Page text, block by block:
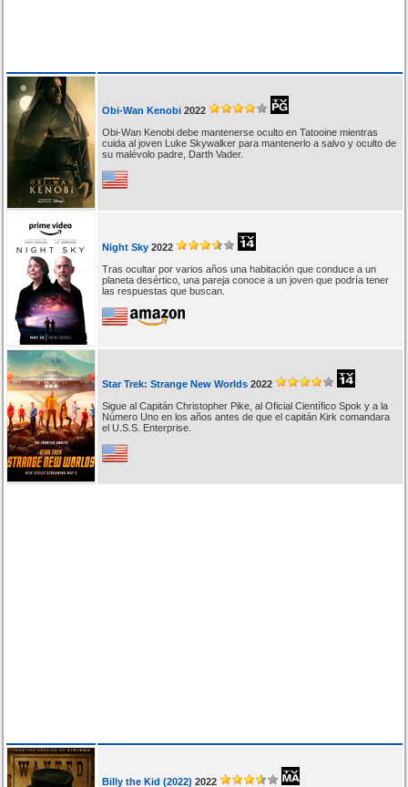
Obi-Wan Kenobi 2022
Obi-Wan Kenobi debe mantenerse oculto en Tatooine mientras
cuida al joven Luke Skywalker para mantenerlo a salvo y oculto de
su malévolo padre, Darth Vader.
Night Sky 2022
Tras ocultar por varios años una habitación que conduce a un
planeta desértico, una pareja conoce a un joven que podría tener
las respuestas que buscan.
Star Trek: Strange New Worlds 2022
Sigue al Capitán Christopher Pike, al Oficial Científico Spok y a la
Número Uno en los años antes de que el capitán Kirk comandara
el U.S.S. Enterprise.
Billy the Kid (2022) 2022